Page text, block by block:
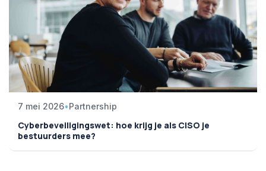
7 mei 2026•Partnership
Cyberbeveiligingswet: hoe krijg je als CISO je
bestuurders mee?